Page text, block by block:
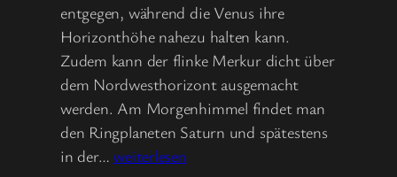
entgegen, während die Venus ihre
Horizonthöhe nahezu halten kann.
Zudem kann der flinke Merkur dicht über
dem Nordwesthorizont ausgemacht
werden. Am Morgenhimmel findet man
den Ringplaneten Saturn und spätestens
in der…Monatsüberblick
weiterlesen